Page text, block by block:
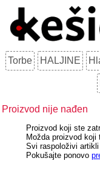
Torbe HALJINE
Proizvod nije nađen
Proizvod koji ste
Možda proizvod koji
Svi raspoloživi
Pokušajte ponovo